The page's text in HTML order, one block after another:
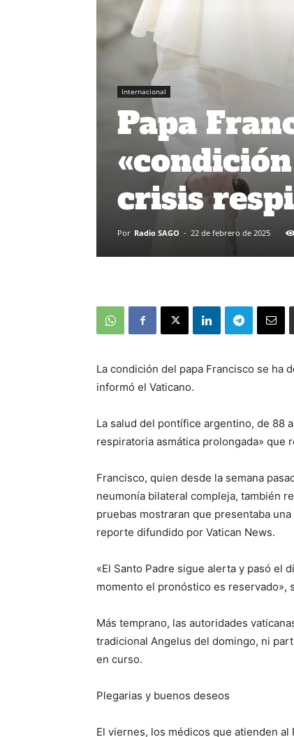
Internacional
Papa
crisis
Por Radio SAGO - 22 de febrero de 2025
La condición del papa Francisco se ha
informó el Vaticano.
La salud del pontífice argentino, de 88
respiratoria asmática prolongada» que
Francisco, quien desde la semana
neumonía bilateral compleja, también
pruebas mostraran que presentaba
reporte difundido por Vatican News.
«El Santo Padre sigue alerta y pasó el
momento el pronóstico es reservado»,
Más temprano, las autoridades
tradicional Angelus del domingo, ni
en curso.
Plegarias y buenos deseos
El viernes, los médicos que atienden